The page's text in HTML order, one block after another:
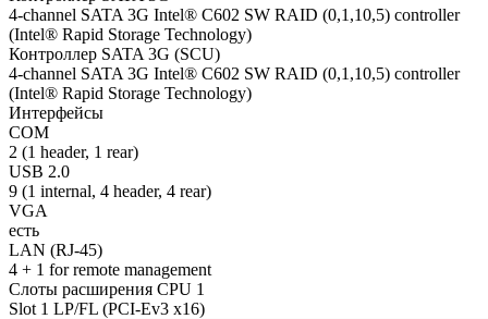
4-channel SATA 3G Intel® C602 SW RAID (0,1,10,5) controller
(Intel® Rapid Storage Technology)
Контроллер SATA 3G (SCU)
4-channel SATA 3G Intel® C602 SW RAID (0,1,10,5) controller
(Intel® Rapid Storage Technology)
Интерфейсы
COM
2 (1 header, 1 rear)
USB 2.0
9 (1 internal, 4 header, 4 rear)
VGA
есть
LAN (RJ-45)
4 + 1 for remote management
Слоты расширения CPU 1
Slot 1 LP/FL (PCI-Ev3 x16)